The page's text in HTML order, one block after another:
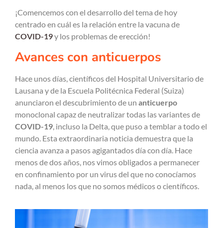
¡Comencemos con el desarrollo del tema de hoy
centrado en cuál es la relación entre la vacuna de
COVID-19y los problemas de erección!
Avances con anticuerpos
Hace unos días, científicos del Hospital Universitario de
Lausana y de la Escuela Politécnica Federal (Suiza)
anunciaron el descubrimiento de un anticuerpo
monoclonal capaz de neutralizar todas las variantes de
COVID-19 , incluso la Delta, que puso a temblar a todo el
mundo. Esta extraordinaria noticia demuestra que la
ciencia avanza a pasos agigantados día con día. Hace
menos de dos años, nos vimos obligados a permanecer
en confinamiento por un virus del que no conocíamos
nada, al menos los que no somos médicos o científicos.